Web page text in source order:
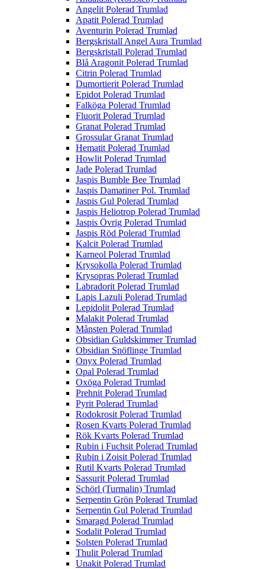
Angelit Polerad Trumlad
Apatit Polerad Trumlad
Aventurin Polerad Trumlad
Bergskristall Angel Aura Trumlad
Bergskristall Polerad Trumlad
Blå Aragonit Polerad Trumlad
Citrin Polerad Trumlad
Dumortierit Polerad Trumlad
Epidot Polerad Trumlad
Falköga Polerad Trumlad
Fluorit Polerad Trumlad
Granat Polerad Trumlad
Grossular Granat Trumlad
Hematit Polerad Trumlad
Howlit Polerad Trumlad
Jade Polerad Trumlad
Jaspis Bumble Bee Trumlad
Jaspis Damatiner Pol. Trumlad
Jaspis Gul Polerad Trumlad
Jaspis Heliotrop Polerad Trumlad
Jaspis Övrig Polerad Trumlad
Jaspis Röd Polerad Trumlad
Kalcit Polerad Trumlad
Karneol Polerad Trumlad
Krysokolla Polerad Trumlad
Krysopras Polerad Trumlad
Labradorit Polerad Trumlad
Lapis Lazuli Polerad Trumlad
Lepidolit Polerad Trumlad
Malakit Polerad Trumlad
Månsten Polerad Trumlad
Obsidian Guldskimmer Trumlad
Obsidian Snöflinge Trumlad
Onyx Polerad Trumlad
Opal Polerad Trumlad
Oxöga Polerad Trumlad
Prehnit Polerad Trumlad
Pyrit Polerad Trumlad
Rodokrosit Polerad Trumlad
Rosen Kvarts Polerad Trumlad
Rök Kvarts Polerad Trumlad
Rubin i Fuchsit Polerad Trumlad
Rubin i Zoisit Polerad Trumlad
Rutil Kvarts Polerad Trumlad
Sassurit Polerad Trumlad
Schörl (Turmalin) Trumlad
Serpentin Grön Polerad Trumlad
Serpentin Gul Polerad Trumlad
Smaragd Polerad Trumlad
Sodalit Polerad Trumlad
Solsten Polerad Trumlad
Thulit Polerad Trumlad
Unakit Polerad Trumlad